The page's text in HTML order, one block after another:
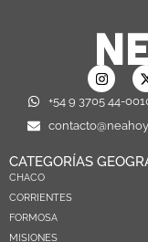
+54 9 3705 44-
CATEGORÍAS
CHACO
CORRIENTES
FORMOSA
MISIONES